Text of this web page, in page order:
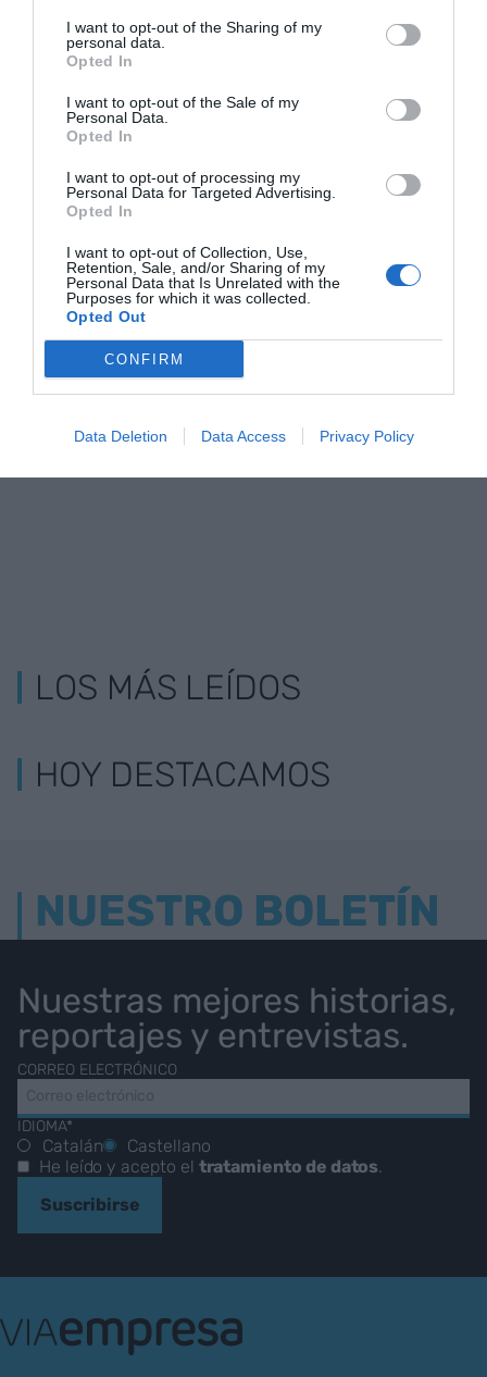
I want to opt-out of the Sharing of my
personal data.
Opted In
I want to opt-out of the Sale of my
Personal Data.
Opted In
I want to opt-out of processing my
Personal Data for Targeted Advertising.
Opted In
I want to opt-out of Collection, Use,
Retention, Sale, and/or Sharing of my
Personal Data that Is Unrelated with the
Purposes for which it was collected.
Opted Out
CONFIRM
Data Deletion Data Access Privacy Policy
RELACIONADAS
Trenlab
LOS MÁS LEÍDOS
HOY DESTACAMOS
NUESTRO BOLETÍN
Nuestras mejores historias,
reportajes y entrevistas.
CORREO ELECTRÓNICO
IDIOMA*
Catalán
Castellano
He leído y acepto el tratamiento de datos.
Suscribirse